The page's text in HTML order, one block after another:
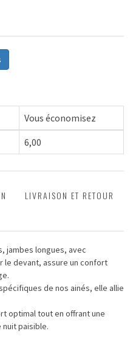
Vous économisez
6,00
LIVRAISON ET RETOUR
jambes longues, avec
le devant, assure un confort
de nos ainés, elle allie
optimal tout en offrant une
paisible.